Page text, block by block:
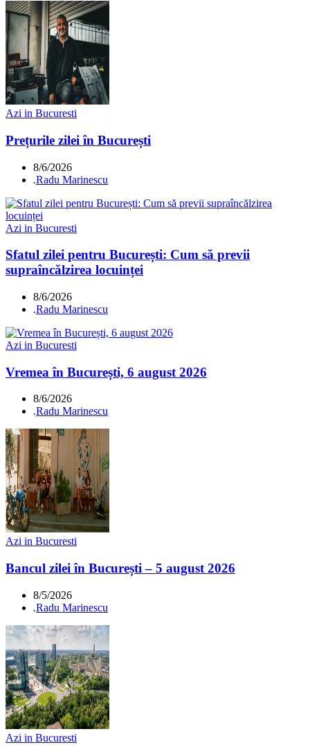
Azi in Bucuresti
Prețurile zilei în București
8/6/2026
.Radu Marinescu
Azi in Bucuresti
Sfatul zilei pentru București: Cum să previi
supraîncălzirea locuinței
8/6/2026
.Radu Marinescu
Azi in Bucuresti
Vremea în București, 6 august 2026
8/6/2026
.Radu Marinescu
Azi in Bucuresti
Bancul zilei în București – 5 august 2026
8/5/2026
.Radu Marinescu
Azi in Bucuresti